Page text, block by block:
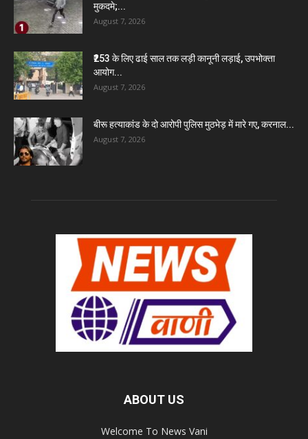
मुकदमे;...
August 7, 2026
₹253 के लिए ढाई साल तक लड़ी कानूनी लड़ाई, उपभोक्ता
आयोग...
August 7, 2026
बीरू हत्याकांड के दो आरोपी पुलिस मुठभेड़ में मारे गए, करनाल...
August 7, 2026
ABOUT US
Welcome To News Vani